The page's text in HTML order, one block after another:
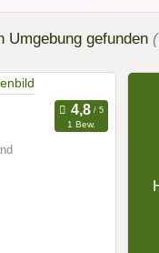
Umgebung gefunden
1 Bew.